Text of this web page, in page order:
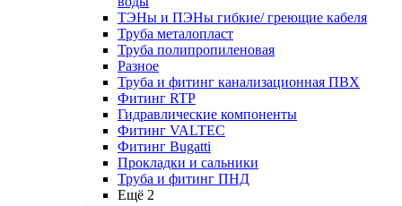
ТЭНы и ПЭНы гибкие/ греющие кабеля
Труба металопласт
Труба полипропиленовая
Разное
Труба и фитинг канализационная ПВХ
Фитинг RTP
Гидравлические компоненты
Фитинг VALTEC
Фитинг Bugatti
Прокладки и сальники
Труба и фитинг ПНД
Ещё 2